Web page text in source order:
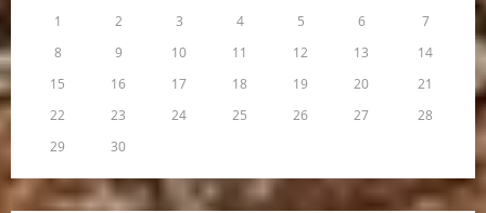
1
2 3 4 5 6
7
8
9 10 11 12 13
14
15
16 17 18 19 20
21
22
23 24 25 26 27
28
29
30